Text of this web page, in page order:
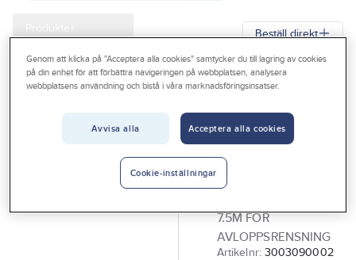
Produkter
Kampanjer
Outlet
Beställ direkt
Gelia Produkter
Gelia Verktyg, maskiner & hantering
Rensfjäder av
stål
7.5M FÖR
AVLOPPSRENSNING
Artikelnr: 3003090002
Genom att klicka på "Acceptera alla cookies" samtycker du till lagring av cookies
på din enhet för att förbättra navigeringen på webbplatsen, analysera
webbplatsens användning och bistå i våra marknadsföringsinsatser.
Avvisa alla Acceptera alla cookies
Cookie-inställningar